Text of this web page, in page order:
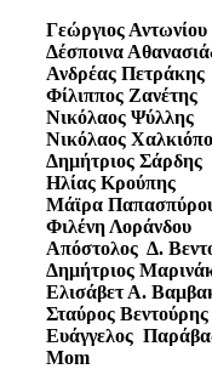
Γεώργιος
Δέσποινα
Ανδρέας Πετράκης
Φίλιππος Ζανέτης
Νικόλαος Ψύλλης
Νικόλαος
Δημήτριος Σάρδης
Ηλίας Κρούπης
Μάϊρα
Φιλένη Λοράνδου
Απόστολος Δ.
Δημήτριος
Ελισάβετ Α.
Σταύρος Βεντούρης
Ευάγγελος
Mom